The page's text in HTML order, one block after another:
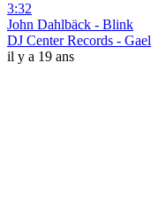
3:32
John Dahlbäck - Blink
DJ Center Records - Gael
il y a 19 ans